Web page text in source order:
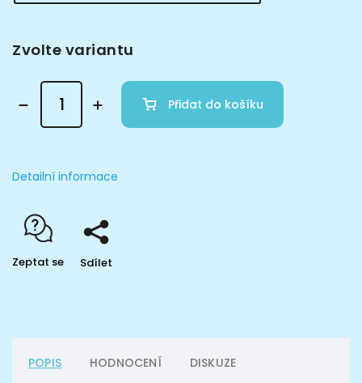
Zvolte variantu
Přidat do košíku
Detailní informace
Zeptat se Sdílet
POPIS HODNOCENÍ DISKUZE